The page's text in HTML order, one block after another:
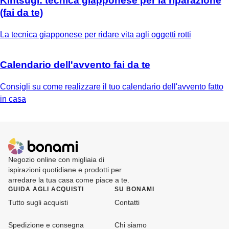
(fai da te)
La tecnica giapponese per ridare vita agli oggetti rotti
Calendario dell'avvento fai da te
Consigli su come realizzare il tuo calendario dell'avvento fatto
in casa
Negozio online con migliaia di
ispirazioni quotidiane e prodotti per
arredare la tua casa come piace a te.
GUIDA AGLI ACQUISTI
Tutto sugli acquisti
Spedizione e consegna
SU BONAMI
Contatti
Chi siamo